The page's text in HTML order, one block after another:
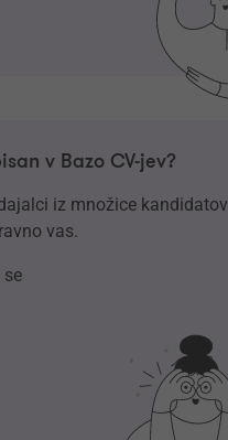
v Bazo CV-jev?
iz množice kandidatov
vas.
se